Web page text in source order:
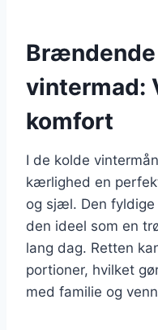
vintermad:
komfort
I de kolde
kærlighed en
og sjæl. Den
den ideel som en
lang dag. Retten
portioner, hvilket
med familie og